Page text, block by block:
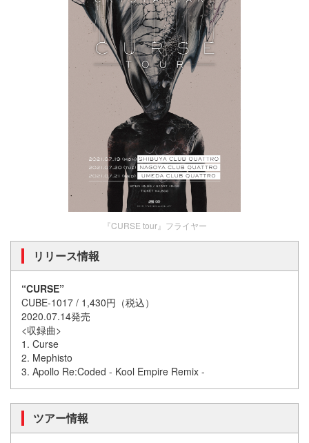
『CURSE tour』フライヤー
リリース情報
“CURSE”
CUBE-1017 / 1,430円（税込）
2020.07.14発売
<収録曲>
1. Curse
2. Mephisto
3. Apollo Re:Coded - Kool Empire Remix -
ツアー情報